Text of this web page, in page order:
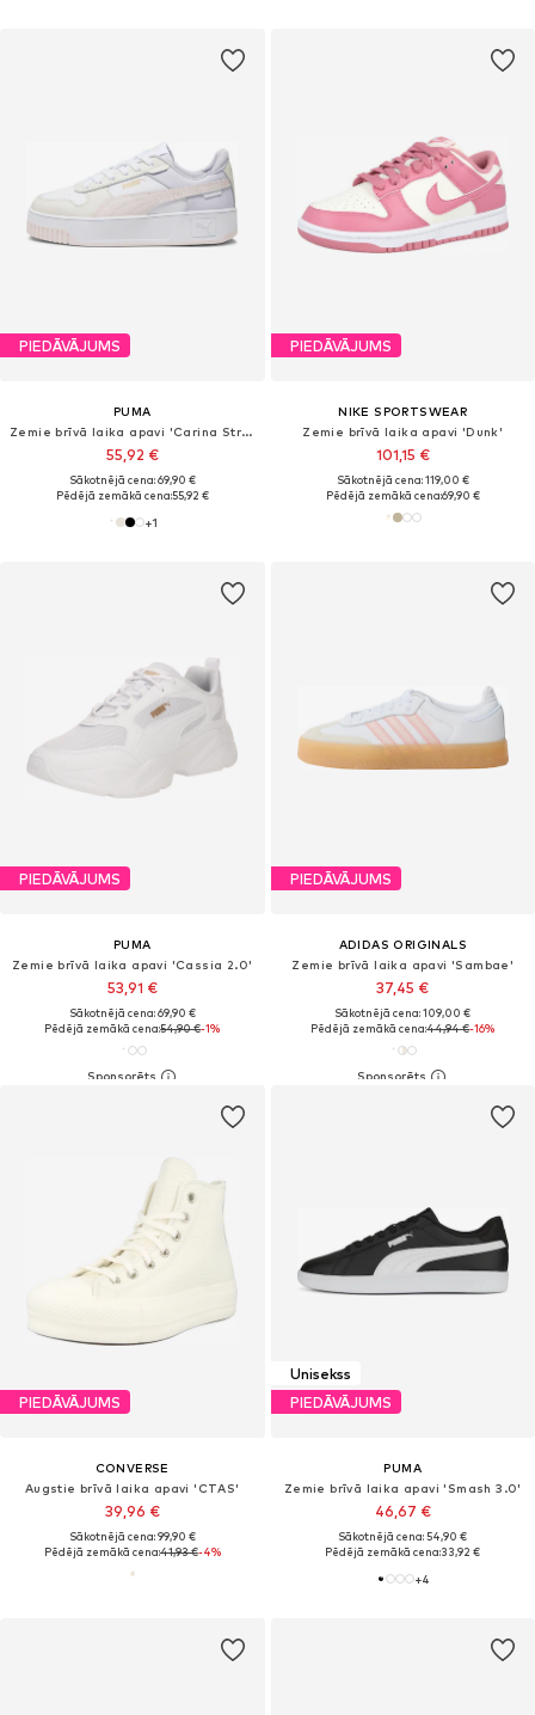
PIEDĀVĀJUMS
PUMA
Zemie brīvā laika apavi 'Carina Street'
55,92 €
Sākotnējā cena: 69,90 €
Pēdējā zemākā cena:55,92 €
+1
PIEDĀVĀJUMS
NIKE SPORTSWEAR
Zemie brīvā laika apavi 'Dunk'
101,15 €
Sākotnējā cena: 119,00 €
Pēdējā zemākā cena:69,90 €
PIEDĀVĀJUMS
PUMA
Zemie brīvā laika apavi 'Cassia 2.0'
53,91 €
Sākotnējā cena: 69,90 €
Pēdējā zemākā cena:54,90 €-1%
PIEDĀVĀJUMS
ADIDAS ORIGINALS
Zemie brīvā laika apavi 'Sambae'
37,45 €
Sākotnējā cena: 109,00 €
Pēdējā zemākā cena:44,94 €-16%
PIEDĀVĀJUMS
CONVERSE
Augstie brīvā laika apavi 'CTAS'
39,96 €
Sākotnējā cena: 99,90 €
Pēdējā zemākā cena:41,93 €-4%
Unisekss
PIEDĀVĀJUMS
PUMA
Zemie brīvā laika apavi 'Smash 3.0'
46,67 €
Sākotnējā cena: 54,90 €
Pēdējā zemākā cena:33,92 €
+4